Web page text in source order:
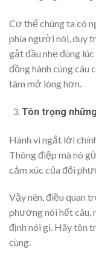
Cơ thể chúng ta có
phía người nói, duy
gật đầu nhẹ đúng
đồng hành cùng câu
tâm mở lòng hơn.
Tôn trọng
Hành vi ngắt lời
Thông điệp mà nó
cảm xúc của đối
Vậy nên, điều quan
phương nói hết câu,
định nói gì. Hãy tôn
cùng.